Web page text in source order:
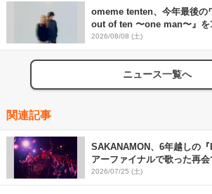
omeme tenten、今年最後の
out of ten 〜one man〜』を
2026/08/08 (土)
ニュース一覧へ
関連記事
SAKANAMON、6年越しの
アーファイナルで歌った再
2026/07/25 (土)